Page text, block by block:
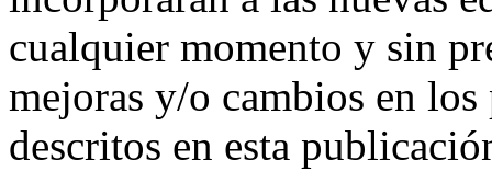
cualquier momento y sin
mejoras y/o cambios en
descritos en esta